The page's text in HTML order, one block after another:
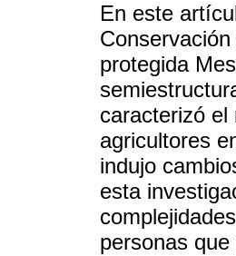
En este
protegida
caracterizó el
agricultores
indujo
esta
personas